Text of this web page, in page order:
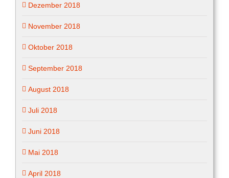
Dezember 2018
November 2018
Oktober 2018
September 2018
August 2018
Juli 2018
Juni 2018
Mai 2018
April 2018